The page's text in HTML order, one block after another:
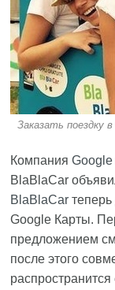
Заказать поездку
КомпанияGoogle
BlaBlaCar
BlaBlaCar
Google Карты.
предложением
после этого